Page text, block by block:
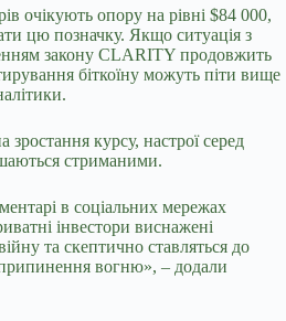
очікують опору на рівні $84 000,
цю позначку. Якщо ситуація з
закону CLARITY продовжить
біткоїну можуть піти вище
курсу, настрої серед
стриманими.
в соціальних мережах
інвестори виснажені
та скептично ставляться до
вогню», – додали